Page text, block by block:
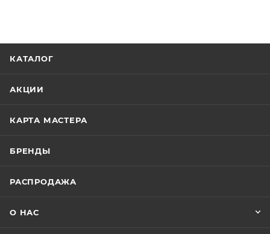
КАТАЛОГ
АКЦИИ
КАРТА МАСТЕРА
БРЕНДЫ
РАСПРОДАЖА
О НАС